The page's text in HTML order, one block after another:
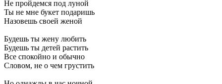
Не пройдемся под луной
Ты не мне букет подаришь
Назовешь своей женой
Будешь ты жену любить
Будешь ты детей растить
Все спокойно и обычно
Словом, не о чем грустить